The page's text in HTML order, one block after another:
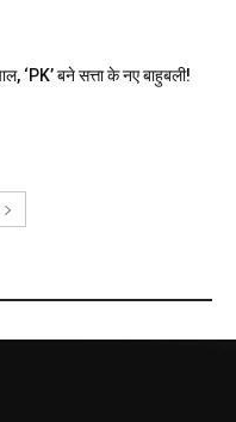
‘PK’ बने सत्ता के नए बाहुबली!